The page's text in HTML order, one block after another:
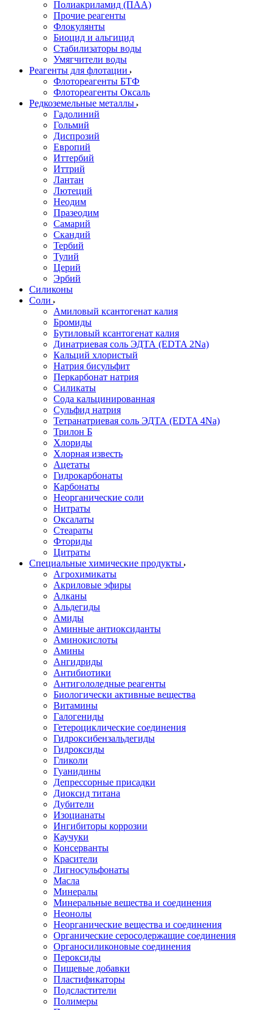
Полиакриламид (ПАА)
Прочие реагенты
Флокулянты
Биоцид и альгицид
Стабилизаторы воды
Умягчители воды
Реагенты для флотации
Флотореагенты БТФ
Флотореагенты Оксаль
Редкоземельные металлы
Гадолиний
Гольмий
Диспрозий
Европий
Иттербий
Иттрий
Лантан
Лютеций
Неодим
Празеодим
Самарий
Скандий
Тербий
Тулий
Церий
Эрбий
Силиконы
Соли
Амиловый ксантогенат калия
Бромиды
Бутиловый ксантогенат калия
Динатриевая соль ЭДТА (EDTA 2Na)
Кальций хлористый
Натрия бисульфит
Перкарбонат натрия
Силикаты
Сода кальцинированная
Сульфид натрия
Тетранатриевая соль ЭДТА (EDTA 4Na)
Трилон Б
Хлориды
Хлорная известь
Ацетаты
Гидрокарбонаты
Карбонаты
Неорганические соли
Нитраты
Оксалаты
Стеараты
Фториды
Цитраты
Специальные химические продукты
Агрохимикаты
Акриловые эфиры
Алканы
Альдегиды
Амиды
Аминные антиоксиданты
Аминокислоты
Амины
Ангидриды
Антибиотики
Антигололедные реагенты
Биологически активные вещества
Витамины
Галогениды
Гетероциклические соединения
Гидроксибензальдегиды
Гидроксиды
Гликоли
Гуанидины
Депрессорные присадки
Диоксид титана
Дубители
Изоцианаты
Ингибиторы коррозии
Каучуки
Консерванты
Красители
Лигносульфонаты
Масла
Минералы
Минеральные вещества и соединения
Неонолы
Неорганические вещества и соединения
Органические серосодержащие соединения
Органосиликоновые соединения
Пероксиды
Пищевые добавки
Пластификаторы
Подсластители
Полимеры